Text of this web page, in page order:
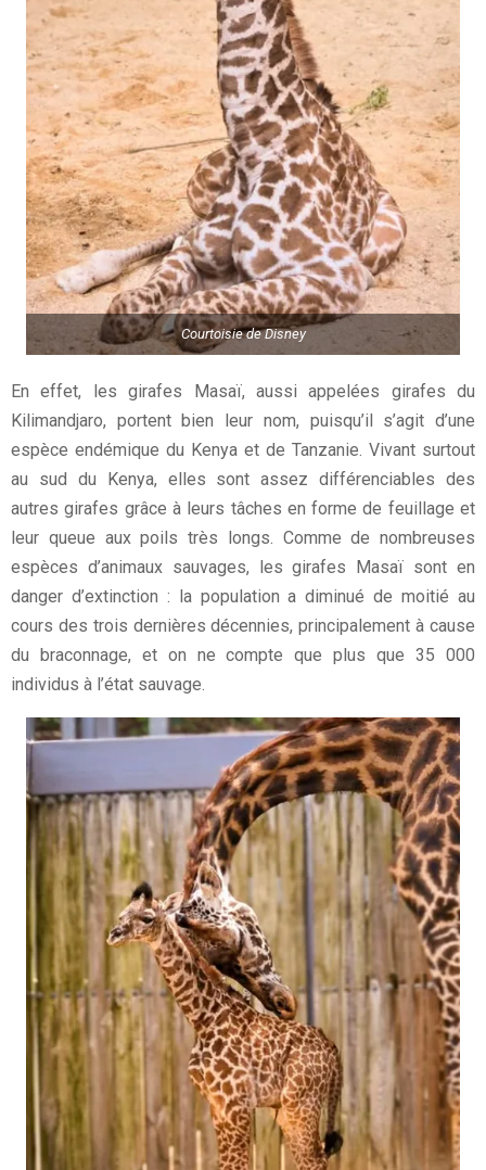
Courtoisie de Disney
En effet, les girafes Masaï, aussi appelées girafes du
Kilimandjaro, portent bien leur nom, puisqu’il s’agit d’une
espèce endémique du Kenya et de Tanzanie. Vivant surtout
au sud du Kenya, elles sont assez différenciables des
autres girafes grâce à leurs tâches en forme de feuillage et
leur queue aux poils très longs. Comme de nombreuses
espèces d’animaux sauvages, les girafes Masaï sont en
danger d’extinction : la population a diminué de moitié au
cours des trois dernières décennies, principalement à cause
du braconnage, et on ne compte que plus que 35 000
individus à l’état sauvage.